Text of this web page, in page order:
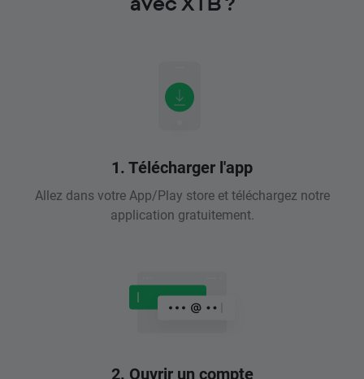
1. Télécharger l'app
Allez dans votre App/Play store et téléchargez notre
application gratuitement.
2. Ouvrir un compte